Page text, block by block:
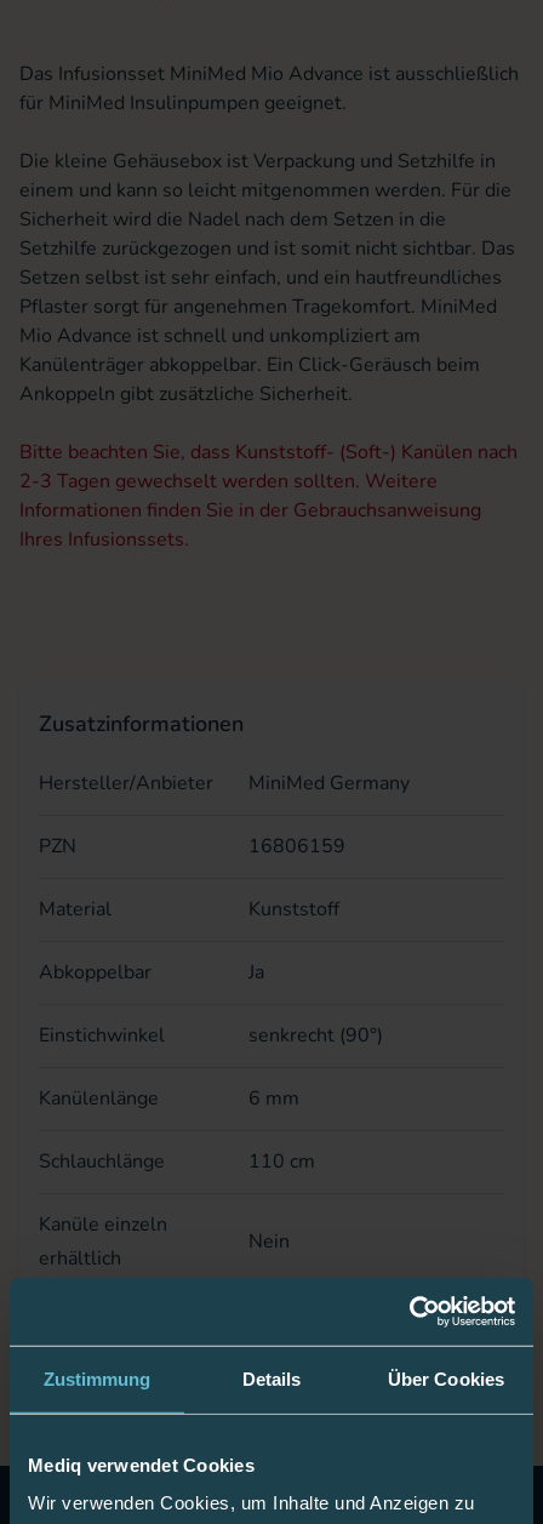
Zustimmung Details Über Cookies
Mediq verwendet Cookies
Wir verwenden Cookies, um Inhalte und Anzeigen zu
Das Infusionsset MiniMed Mio Advance ist ausschließlich
für MiniMed Insulinpumpen geeignet.
Die kleine Gehäusebox ist Verpackung und Setzhilfe in
einem und kann so leicht mitgenommen werden. Für die
Sicherheit wird die Nadel nach dem Setzen in die
Setzhilfe zurückgezogen und ist somit nicht sichtbar. Das
Setzen selbst ist sehr einfach, und ein hautfreundliches
Pflaster sorgt für angenehmen Tragekomfort. MiniMed
Mio Advance ist schnell und unkompliziert am
Kanülenträger abkoppelbar. Ein Click-Geräusch beim
Ankoppeln gibt zusätzliche Sicherheit.
Bitte beachten Sie, dass Kunststoff- (Soft-) Kanülen nach
2-3 Tagen gewechselt werden sollten. Weitere
Informationen finden Sie in der Gebrauchsanweisung
Ihres Infusionssets.
Zusatzinformationen
Hersteller/Anbieter MiniMed Germany
PZN 16806159
Material Kunststoff
Abkoppelbar Ja
Einstichwinkel senkrecht (90°)
Kanülenlänge 6 mm
Schlauchlänge 110 cm
Kanüle einzeln
erhältlich
Nein
Passend für Pumpe
MiniMed 600er & 700er
Serie
10 Euro Gutschein!Abonnieren Sie unseren Newsletter